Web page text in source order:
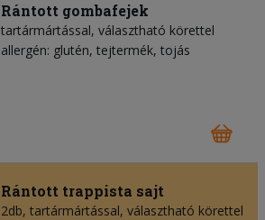
Rántott gombafejek
tartármártással, választható körettel
allergén: glutén, tejtermék, tojás
Rántott trappista sajt
2db, tartármártással, választható körettel